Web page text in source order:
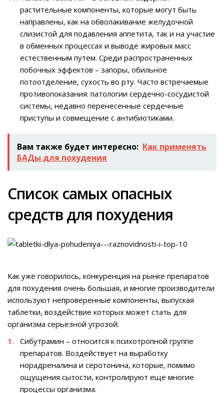
растительные компоненты, которые могут быть
направлены, как на обволакивание желудочной
слизистой для подавления аппетита, так и на участие
в обменных процессах и выводе жировых масс
естественным путем. Среди распространенных
побочных эффектов – запоры, обильное
потоотделение, сухость во рту. Часто встречаемые
противопоказания: патологии сердечно-сосудистой
системы, недавно перенесенные сердечные
приступы и совмещение с антибиотиками.
Вам также будет интересно: Как применять
БАДы для похудения
Список самых опасных
средств для похудения
Как уже говорилось, конкуренция на рынке препаратов
для похудения очень большая, и многие производители
используют непроверенные компоненты, выпуская
таблетки, воздействие которых может стать для
организма серьезной угрозой:
Сибутрамин – относится к психотропной группе
препаратов. Воздействует на выработку
норадреналина и серотонина, которые, помимо
ощущения сытости, контролируют еще многие
процессы организма.